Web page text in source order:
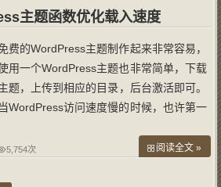
（不过这也只是百度排名的一个因素），所
主题函数优化载入速度
费的WordPress主题制作起来非常容易，
用一个WordPress主题也非常简单，下载
题，上传到相应的目录，后台激活即可。
当WordPress访问速度慢的时候，也许第一
得是安装的插件有点多，但是，Wopus
5,754次 阅读全文 »